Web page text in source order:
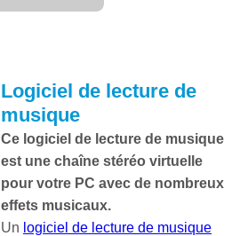
Logiciel de lecture de
musique
Ce logiciel de lecture de musique
est une chaîne stéréo virtuelle
pour votre PC avec de nombreux
effets musicaux.
Un logiciel de lecture de musique